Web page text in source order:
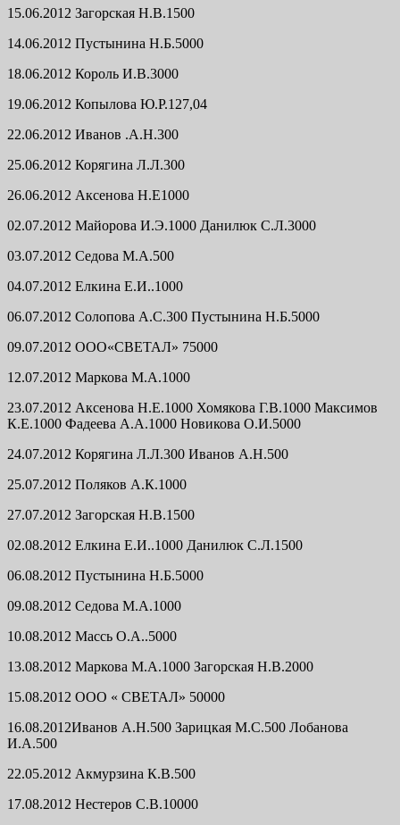
15.06.2012 Загорская Н.В.1500
14.06.2012 Пустынина Н.Б.5000
18.06.2012 Король И.В.3000
19.06.2012 Копылова Ю.Р.127,04
22.06.2012 Иванов .А.Н.300
25.06.2012 Корягина Л.Л.300
26.06.2012 Аксенова Н.Е1000
02.07.2012 Майорова И.Э.1000 Данилюк С.Л.3000
03.07.2012 Седова М.А.500
04.07.2012 Елкина Е.И..1000
06.07.2012 Солопова А.С.300 Пустынина Н.Б.5000
09.07.2012 ООО«СВЕТАЛ» 75000
12.07.2012 Маркова М.А.1000
23.07.2012 Аксенова Н.Е.1000 Хомякова Г.В.1000 Максимов
К.Е.1000 Фадеева А.А.1000 Новикова О.И.5000
24.07.2012 Корягина Л.Л.300 Иванов А.Н.500
25.07.2012 Поляков А.К.1000
27.07.2012 Загорская Н.В.1500
02.08.2012 Елкина Е.И..1000 Данилюк С.Л.1500
06.08.2012 Пустынина Н.Б.5000
09.08.2012 Седова М.А.1000
10.08.2012 Массь О.А..5000
13.08.2012 Маркова М.А.1000 Загорская Н.В.2000
15.08.2012 ООО « СВЕТАЛ» 50000
16.08.2012Иванов А.Н.500 Зарицкая М.С.500 Лобанова
И.А.500
22.05.2012 Акмурзина К.В.500
17.08.2012 Нестеров С.В.10000